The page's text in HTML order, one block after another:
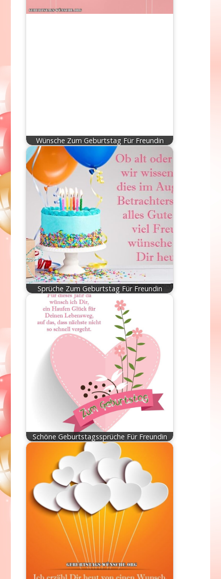
Wünsche Zum Geburtstag Für Freundin
Sprüche Zum Geburtstag Für Freundin
Schöne Geburtstagssprüche Für Freundin